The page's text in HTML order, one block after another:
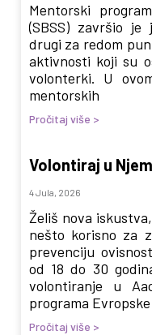
Mentorski
(SBSS) završio
drugi za redom
aktivnosti koji su
volonterki. U
mentorskih
Pročitaj više >
Volontiraj u
4 Jula, 2026
Želiš nova
nešto korisno za
prevenciju
od 18 do 30
volontiranje u
programa
Pročitaj više >